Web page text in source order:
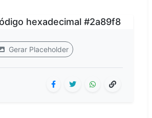
Gerar Placeholder